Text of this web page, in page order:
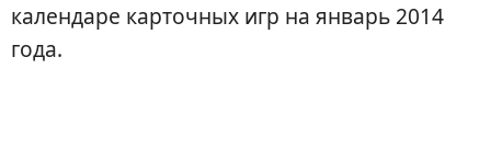
календаре карточных игр на январь 2014
года.